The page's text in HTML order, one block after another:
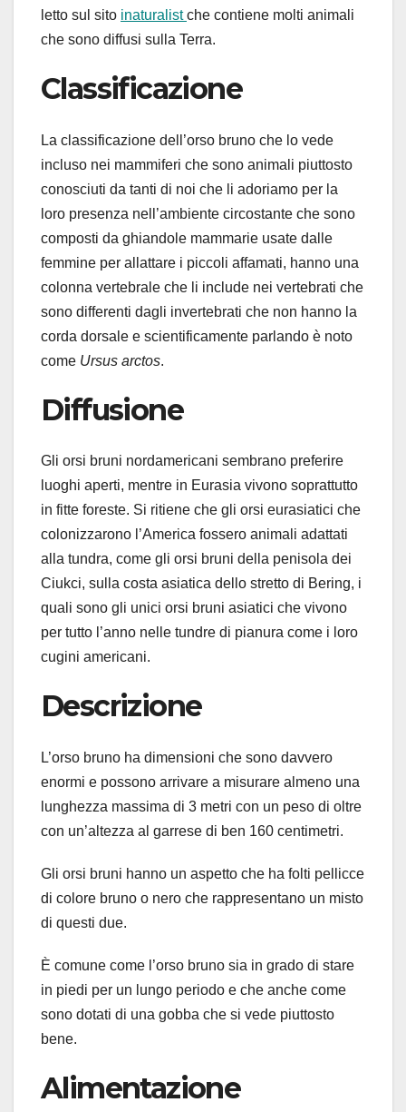
letto sul sito inaturalistche contiene molti animali
che sono diffusi sulla Terra.
Classificazione
La classificazione dell’orso bruno che lo vede
incluso nei mammiferi che sono animali piuttosto
conosciuti da tanti di noi che li adoriamo per la
loro presenza nell’ambiente circostante che sono
composti da ghiandole mammarie usate dalle
femmine per allattare i piccoli affamati, hanno una
colonna vertebrale che li include nei vertebrati che
sono differenti dagli invertebrati che non hanno la
corda dorsale e scientificamente parlando è noto
come Ursus arctos.
Diffusione
Gli orsi bruni nordamericani sembrano preferire
luoghi aperti, mentre in Eurasia vivono soprattutto
in fitte foreste. Si ritiene che gli orsi eurasiatici che
colonizzarono l’America fossero animali adattati
alla tundra, come gli orsi bruni della penisola dei
Ciukci, sulla costa asiatica dello stretto di Bering, i
quali sono gli unici orsi bruni asiatici che vivono
per tutto l’anno nelle tundre di pianura come i loro
cugini americani.
Descrizione
L’orso bruno ha dimensioni che sono davvero
enormi e possono arrivare a misurare almeno una
lunghezza massima di 3 metri con un peso di oltre
con un’altezza al garrese di ben 160 centimetri.
Gli orsi bruni hanno un aspetto che ha folti pellicce
di colore bruno o nero che rappresentano un misto
di questi due.
È comune come l’orso bruno sia in grado di stare
in piedi per un lungo periodo e che anche come
sono dotati di una gobba che si vede piuttosto
bene.
Alimentazione